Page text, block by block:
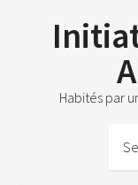
Habités par